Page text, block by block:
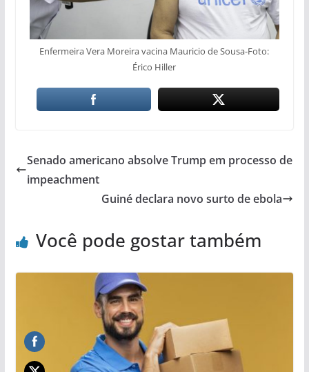
Enfermeira Vera Moreira vacina Mauricio de Sousa-Foto:
Érico Hiller
Senado americano absolve Trump em processo de
impeachment
Guiné declara novo surto de ebola
Você pode gostar também